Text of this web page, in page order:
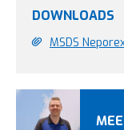
DOWNLOADS
MSDS